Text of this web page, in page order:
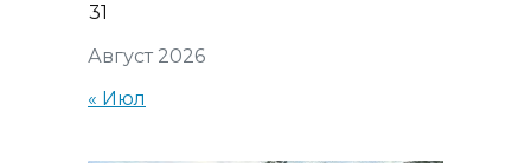
Август 2026
31
« Июл